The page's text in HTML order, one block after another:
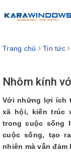
Trang chủ Tin tức
Nhôm kính
Với những lợi ích
xã hội, kiến trúc
trong cuộc sống
cuộc sống, tạo
nhiên mà vẫn